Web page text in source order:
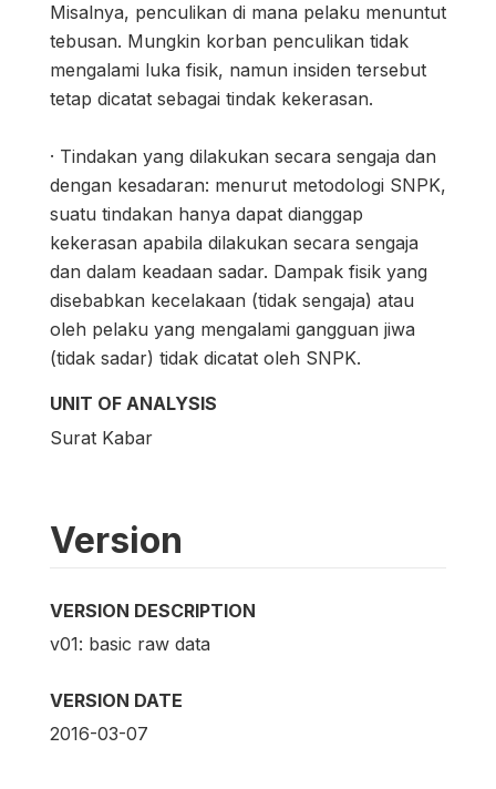
Misalnya, penculikan di mana pelaku menuntut
tebusan. Mungkin korban penculikan tidak
mengalami luka fisik, namun insiden tersebut
tetap dicatat sebagai tindak kekerasan.
· Tindakan yang dilakukan secara sengaja dan
dengan kesadaran: menurut metodologi SNPK,
suatu tindakan hanya dapat dianggap
kekerasan apabila dilakukan secara sengaja
dan dalam keadaan sadar. Dampak fisik yang
disebabkan kecelakaan (tidak sengaja) atau
oleh pelaku yang mengalami gangguan jiwa
(tidak sadar) tidak dicatat oleh SNPK.
UNIT OF ANALYSIS
Surat Kabar
Version
VERSION DESCRIPTION
v01: basic raw data
VERSION DATE
2016-03-07